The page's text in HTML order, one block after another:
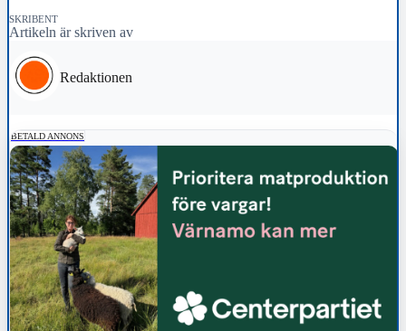
SKRIBENT
Artikeln är skriven av
Redaktionen
BETALD ANNONS